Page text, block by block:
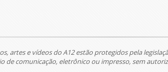
artes e vídeos do A12 estão protegidos pela
comunicação, eletrônico ou impresso, sem